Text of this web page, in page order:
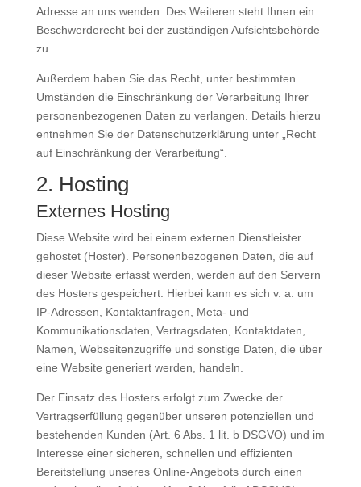
Adresse an uns wenden. Des Weiteren steht Ihnen ein
Beschwerderecht bei der zuständigen Aufsichtsbehörde
zu.
Außerdem haben Sie das Recht, unter bestimmten
Umständen die Einschränkung der Verarbeitung Ihrer
personenbezogenen Daten zu verlangen. Details hierzu
entnehmen Sie der Datenschutzerklärung unter „Recht
auf Einschränkung der Verarbeitung“.
2. Hosting
Externes Hosting
Diese Website wird bei einem externen Dienstleister
gehostet (Hoster). Personenbezogenen Daten, die auf
dieser Website erfasst werden, werden auf den Servern
des Hosters gespeichert. Hierbei kann es sich v. a. um
IP-Adressen, Kontaktanfragen, Meta- und
Kommunikationsdaten, Vertragsdaten, Kontaktdaten,
Namen, Webseitenzugriffe und sonstige Daten, die über
eine Website generiert werden, handeln.
Der Einsatz des Hosters erfolgt zum Zwecke der
Vertragserfüllung gegenüber unseren potenziellen und
bestehenden Kunden (Art. 6 Abs. 1 lit. b DSGVO) und im
Interesse einer sicheren, schnellen und effizienten
Bereitstellung unseres Online-Angebots durch einen